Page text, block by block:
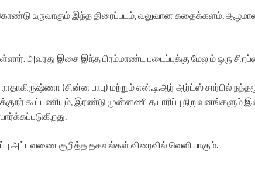
உருவாகும் இந்த திரைப்படம், வலுவான கதைக்களம், ஆழமான
அவரது இசை இந்த பிரம்மாண்ட படைப்புக்கு மேலும் ஒரு
(சின்ன பாபு) மற்றும் என்.டி.ஆர் ஆர்ட்ஸ் சார்பில்
கூட்டணியும், இரண்டு முன்னணி தயாரிப்பு
அட்டவணை குறித்த தகவல்கள் விரைவில் வெளியாகும்.